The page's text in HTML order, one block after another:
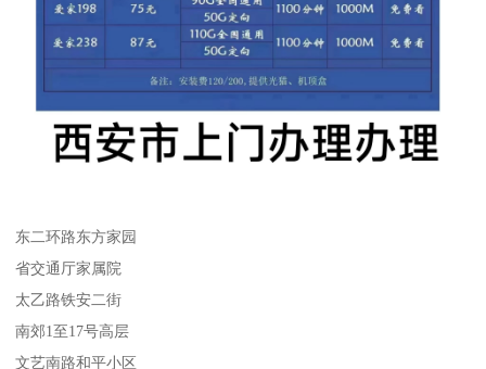
东二环路东方家园
省交通厅家属院
太乙路铁安二街
南郊1至17号高层
文艺南路和平小区